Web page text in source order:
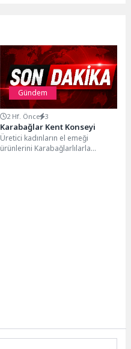
Gündem
2 Hf. Önce 3
Karabağlar Kent Konseyi
Üretici kadınların el emeği
ürünlerini Karabağlarlılarla